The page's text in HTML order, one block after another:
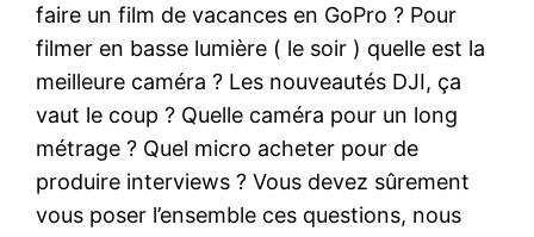
faire un film de vacances en GoPro ? Pour
filmer en basse lumière ( le soir ) quelle est la
meilleure caméra ? Les nouveautés DJI, ça
vaut le coup ? Quelle caméra pour un long
métrage ? Quel micro acheter pour de
produire interviews ? Vous devez sûrement
vous poser l’ensemble ces questions, nous